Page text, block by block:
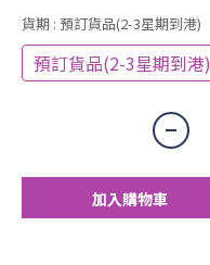
貨期 : 預訂貨品(2-3星期到港)
預訂貨品(2-3星期到港)
加入購物車